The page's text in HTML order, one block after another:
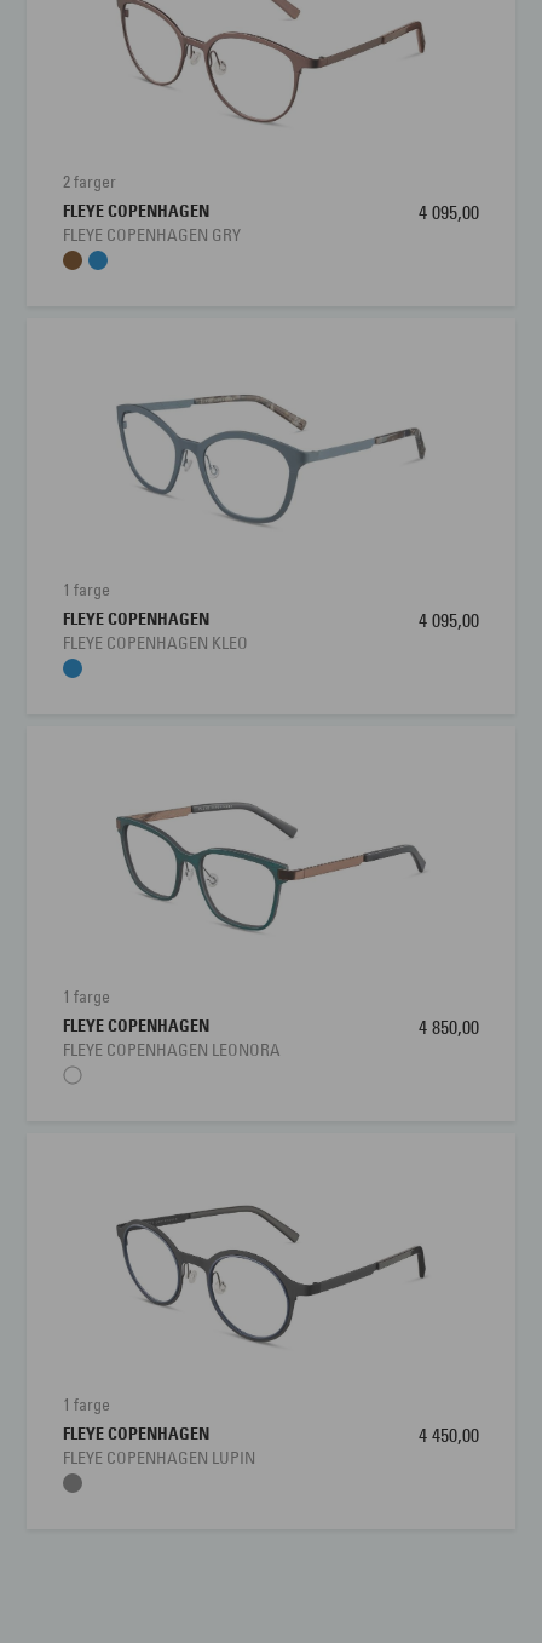
2 farger
FLEYE COPENHAGEN
FLEYE COPENHAGEN GRY
4 095,00
1 farge
FLEYE COPENHAGEN
FLEYE COPENHAGEN KLEO
4 095,00
1 farge
FLEYE COPENHAGEN
FLEYE COPENHAGEN LEONORA
4 850,00
1 farge
FLEYE COPENHAGEN
FLEYE COPENHAGEN LUPIN
4 450,00